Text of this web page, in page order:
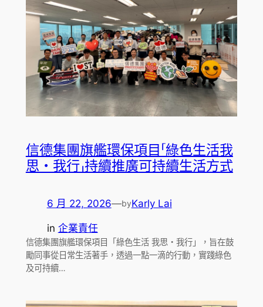
信德集團旗艦環保項目「綠色生活我
思・我行」持續推廣可持續生活方式
6 月 22, 2026—byKarly Lai
in 企業責任
信德集團旗艦環保項目「綠色生活 我思・我行」，旨在鼓
勵同事從日常生活著手，透過一點一滴的行動，實踐綠色
及可持續…